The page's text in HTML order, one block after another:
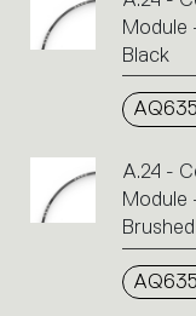
Module
Black
A.24 -
Module